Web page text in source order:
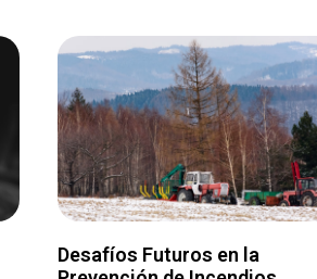
Desafíos Futuros en la